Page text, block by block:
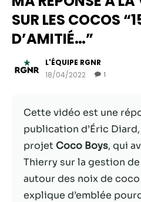
SUR LES COCOS
D’AMITIÉ…”
L'ÉQUIPE RGNR
18/04/2022
1
Cette vidéo est une
publication d’Éric
projet Coco Boys, qui
Thierry sur la gestion
autour des noix de
explique d’emblée